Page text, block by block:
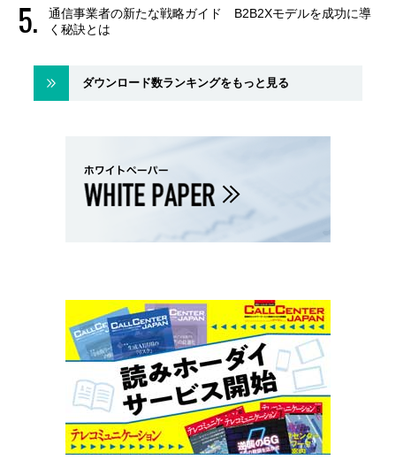
通信事業者の新たな戦略ガイド B2B2Xモデルを成功に導
く秘訣とは
ダウンロード数ランキングをもっと見る